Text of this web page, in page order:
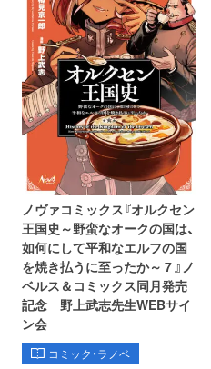
ノヴァコミックス『オルクセン
王国史～野蛮なオークの国は、
如何にして平和なエルフの国
を焼き払うに至ったか～ 7 』ノ
ベルス＆コミックス同月発売
記念 野上武志先生WEBサイ
ン会
コミック・ラノベ